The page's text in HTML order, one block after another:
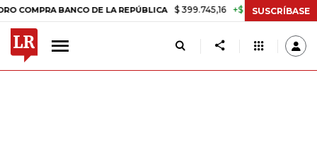
BANCO DE LA REPÚBLICA $ 399.745,16 +$ 2.295,71 +0,58%
SUSCRÍBASE